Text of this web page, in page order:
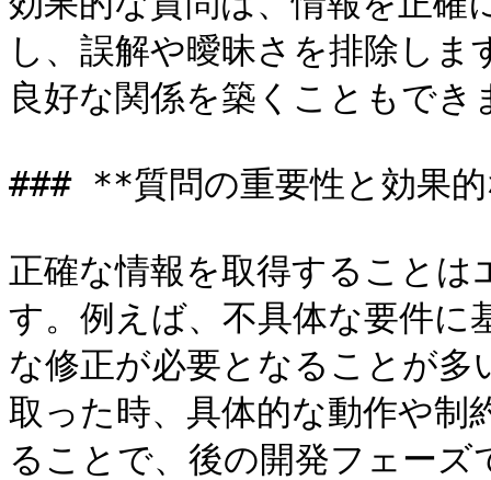
し、誤解や曖昧さを排除し
良好な関係を築くこともでき
### **質問の重要性と効果
正確な情報を取得すること
す。例えば、不具体な要件に
な修正が必要となることが
取った時、具体的な動作や制
ることで、後の開発フェー